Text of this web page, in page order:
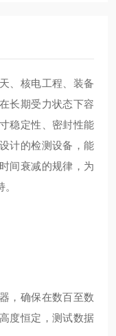
、核电工程、装备
长期受力状态下容
稳定性、密封性能
计的检测设备，能
间衰减的规律，为
，确保在数百至数
度恒定，测试数据